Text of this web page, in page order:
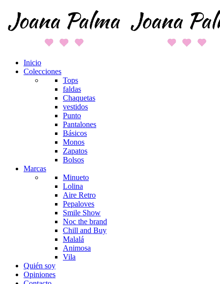
Inicio
Colecciones
Tops
faldas
Chaquetas
vestidos
Punto
Pantalones
Básicos
Monos
Zapatos
Bolsos
Marcas
Minueto
Lolina
Aire Retro
Pepaloves
Smile Show
Noc the brand
Chill and Buy
Malalá
Animosa
Vila
Quién soy
Opiniones